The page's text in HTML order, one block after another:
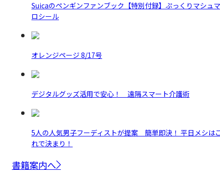
Suicaのペンギンファンブック【特別付録】ぷっくりマシュマ
ロシール
オレンジページ 8/17号
デジタルグッズ活用で安心！ 遠隔スマート介護術
5人の人気男子フーディストが提案 簡単即決！ 平日メシは
れで決まり！
書籍案内へ